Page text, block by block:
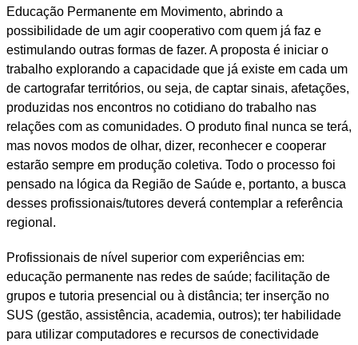
Educação Permanente em Movimento, abrindo a
possibilidade de um agir cooperativo com quem já faz e
estimulando outras formas de fazer. A proposta é iniciar o
trabalho explorando a capacidade que já existe em cada um
de cartografar territórios, ou seja, de captar sinais, afetações,
produzidas nos encontros no cotidiano do trabalho nas
relações com as comunidades. O produto final nunca se terá,
mas novos modos de olhar, dizer, reconhecer e cooperar
estarão sempre em produção coletiva. Todo o processo foi
pensado na lógica da Região de Saúde e, portanto, a busca
desses profissionais/tutores deverá contemplar a referência
regional.
Profissionais de nível superior com experiências em:
educação permanente nas redes de saúde; facilitação de
grupos e tutoria presencial ou à distância; ter inserção no
SUS (gestão, assistência, academia, outros); ter habilidade
para utilizar computadores e recursos de conectividade